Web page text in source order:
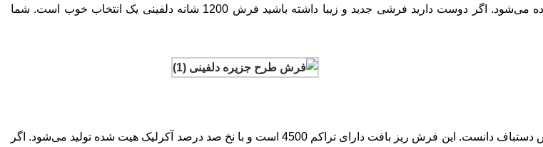
گذار است. در حالی که در فرش 1200 شانه از نمره نخ بالا و ریز بافت و ظریف استفاده می‌شود. اگر دوست دارید فرشی جدید و زیبا داشته باشید فرش 1200 شانه دلفینی یک انتخاب خوب است. شما
درصد آکرلیک هیت شده تولید می‌شود. اگر